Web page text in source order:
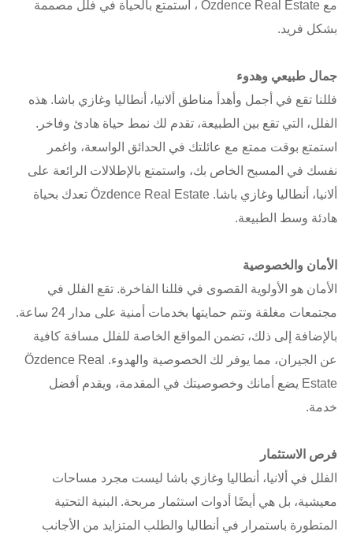
مع Özdence Real Estate ، استمتع بالحياة في فلل مصممة
بشكل فريد.
جمال طبيعي وهدوء
فللنا تقع في أجمل وأهدأ مناطق ألانيا، أنطاليا وغازي باشا. هذه
الفلل، التي تقع بين الطبيعة، تقدم لك نمط حياة هادئ وفاخر.
استمتع بوقت ممتع مع عائلتك في الحدائق الواسعة، واغمر
نفسك في المسبح الخاص بك، واستمتع بالإطلالات الرائعة على
ألانيا، أنطاليا وغازي باشا. Özdence Real Estate تعدك بحياة
هادئة وسط الطبيعة.
الأمان والخصوصية
الأمان هو الأولوية القصوى في فللنا الفاخرة. تقع الفلل في
مجتمعات مغلقة وتتم حمايتها بخدمات أمنية على مدار 24 ساعة.
بالإضافة إلى ذلك، تضمن المواقع الخاصة للفلل مسافة كافية
عن الجيران، مما يوفر لك الخصوصية والهدوء. Özdence Real
Estate يضع أمانك وخصوصيتك في المقدمة، ويقدم أفضل
خدمة.
فرص الاستثمار
الفلل في ألانيا، أنطاليا وغازي باشا ليست مجرد مساحات
معيشية، بل هي أيضًا أدوات استثمار مربحة. البنية التحتية
المتطورة باستمرار في أنطاليا والطلب المتزايد من الأجانب